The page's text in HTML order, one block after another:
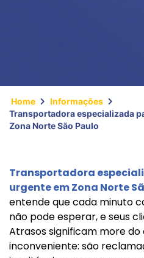
Home
Informações
Transportadora especializada
Zona Norte São Paulo
Transportadora
urgente em Zona Norte
entende que cada minuto
não pode esperar, e seus
Atrasos significam more do
inconveniente: são